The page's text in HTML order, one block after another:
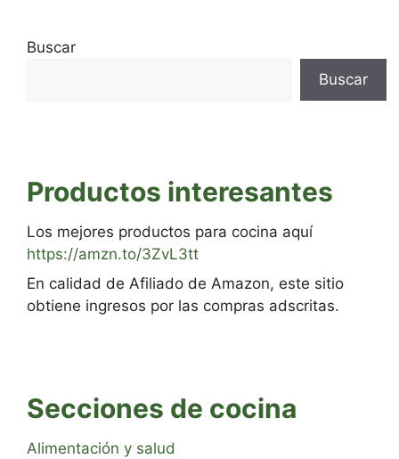
Buscar
Buscar
Productos interesantes
Los mejores productos para cocina aquí
https://amzn.to/3ZvL3tt
En calidad de Afiliado de Amazon, este sitio
obtiene ingresos por las compras adscritas.
Secciones de cocina
Alimentación y salud